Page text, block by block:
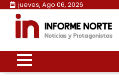
Skip
content
jueves, Ago 06, 2026